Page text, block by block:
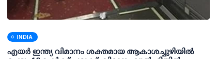
INDIA
എയര്‍ ഇന്ത്യ വിമാനം ശക്തമായ ആകാശച്ചുഴിയില്‍